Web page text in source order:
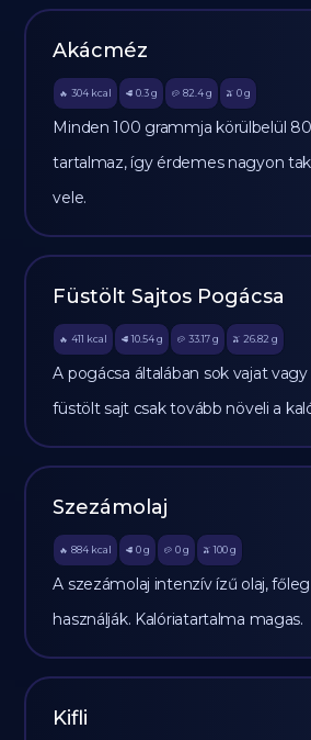
Akácméz
🔥 304 kcal 🥩 0.3 g 🥔 82.4g 🫒 0 g
Minden 100 grammja körülbelül
tartalmaz, így érdemes nagyon
vele.
Füstölt Sajtos Pogácsa
🔥 411 kcal 🥩 10.54 g 🥔 33.17g 🫒 26.82 g
A pogácsa általában sok vajat
füstölt sajt csak tovább növeli a
Szezámolaj
🔥 884 kcal 🥩 0 g 🥔 0g 🫒 100 g
A szezámolaj intenzív ízű olaj,
használják. Kalóriatartalma magas.
Kifli